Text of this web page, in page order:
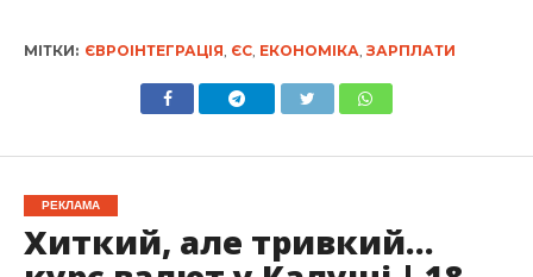
МІТКИ: ЄВРОІНТЕГРАЦІЯ ЄС, ЕКОНОМІКА ЗАРПЛАТИ
РЕКЛАМА
Хиткий, але тривкий…